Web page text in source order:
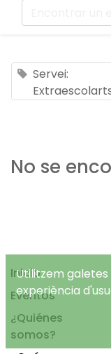
Servei:
No se
Inicio
Eventos
¿Quiénes
somos?
Utilitzem
experiència